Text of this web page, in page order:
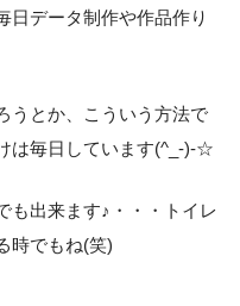
日データ制作や作品作り
うとか、こういう方法で
は毎日しています(^_-)-☆
も出来ます♪・・・トイレ
時でもね(笑)